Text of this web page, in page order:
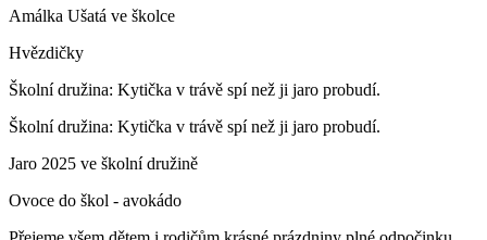
Amálka Ušatá ve školce
Hvězdičky
Školní družina: Kytička v trávě spí než ji jaro probudí.
Školní družina: Kytička v trávě spí než ji jaro probudí.
Jaro 2025 ve školní družině
Ovoce do škol - avokádo